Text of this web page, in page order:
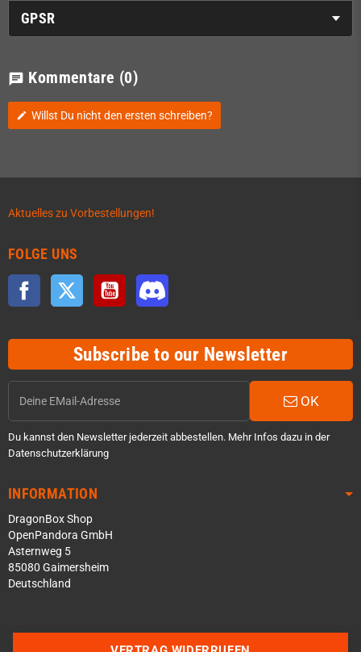
GPSR
chat Kommentare (0)
edit Willst Du nicht den ersten schreiben?
Aktuelles zu Vorbestellungen!
FOLGE UNS
Facebook Twitter YouTube
Subscribe to our Newsletter
OK
Du kannst den Newsletter jederzeit abbestellen. Mehr Infos dazu in der
Datenschutzerklärung
INFORMATION
DragonBox Shop
OpenPandora GmbH
Asternweg 5
85080 Gaimersheim
Deutschland